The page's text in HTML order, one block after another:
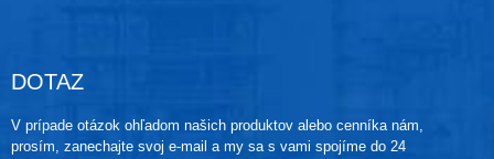
DOTAZ
V prípade otázok ohľadom našich produktov alebo cenníka nám,
prosím, zanechajte svoj e-mail a my sa s vami spojíme do 24